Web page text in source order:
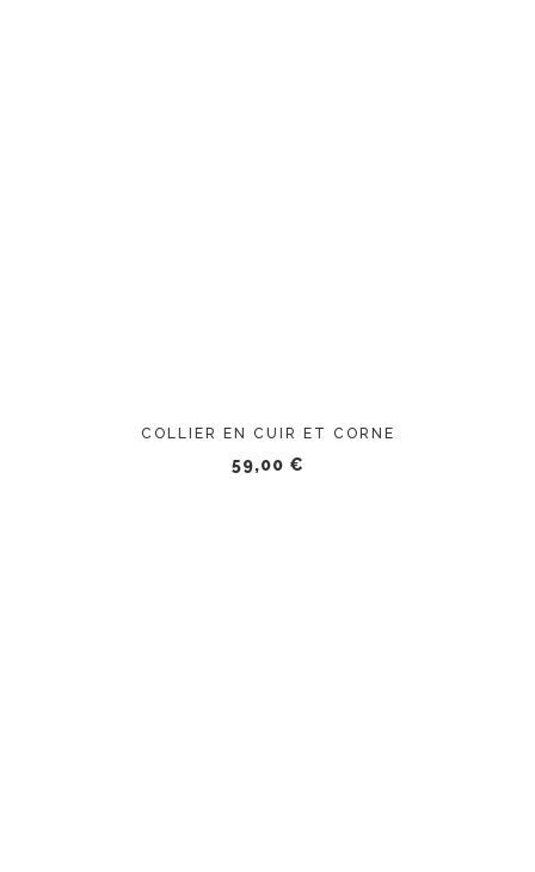
COLLIER EN CUIR ET CORNE
59,00 €